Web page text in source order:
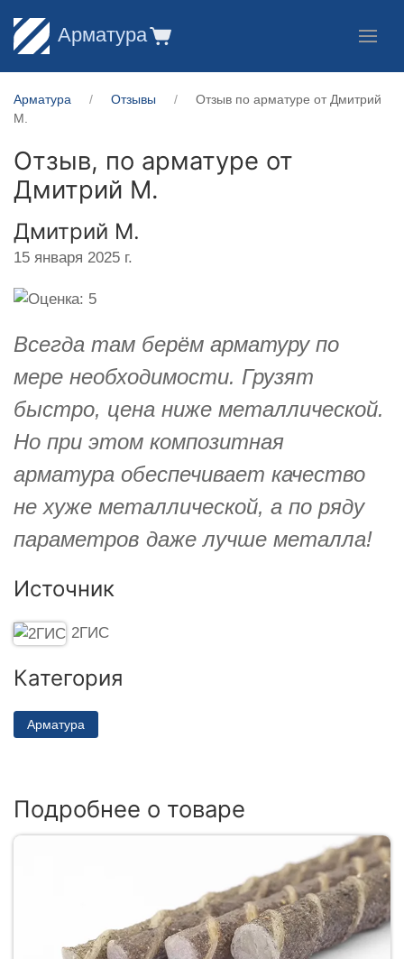
Арматура
Арматура Отзывы
Отзыв по арматуре от Дмитрий
М.
Отзыв, по арматуре от
Дмитрий М.
Дмитрий М.
15 января 2025 г.
Всегда там берём арматуру по
мере необходимости. Грузят
быстро, цена ниже металлической.
Но при этом композитная
арматура обеспечивает качество
не хуже металлической, а по ряду
параметров даже лучше металла!
Источник
2ГИС
Категория
Арматура
Подробнее о товаре